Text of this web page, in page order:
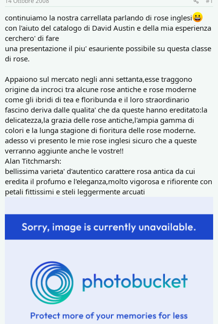
e
i
s
c
u
s
s
o
n
e
n
z
i
o
continuiamo la nostra carrellata parlando di rose inglesi
con l'aiuto del catalogo di David Austin e della mia esperienza
cerchero' di fare
una presentazione il piu' esauriente possibile su questa classe
di rose.
Appaiono sul mercato negli anni settanta,esse traggono
origine da incroci tra alcune rose antiche e rose moderne
come gli ibridi di tea e floribunda e il loro straordinario
fascino deriva dalle qualita' che da queste hanno ereditato:la
delicatezza,la grazia delle rose antiche,l'ampia gamma di
colori e la lunga stagione di fioritura delle rose moderne.
adesso vi presento le mie rose inglesi sicuro che a queste
verranno aggiunte anche le vostre!!
Alan Titchmarsh:
bellissima varieta' d'autentico carattere rosa antica da cui
eredita il profumo e l'eleganza,molto vigorosa e rifiorente con
petali fittissimi e steli leggermente arcuati